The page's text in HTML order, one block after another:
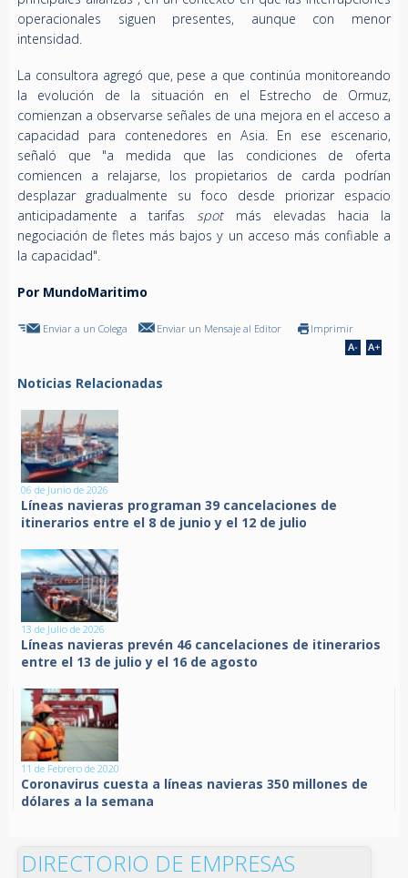
operacionales siguen presentes, aunque con menor
intensidad.
La consultora agregó que, pese a que continúa monitoreando
la evolución de la situación en el Estrecho de Ormuz,
comienzan a observarse señales de una mejora en el acceso a
capacidad para contenedores en Asia. En ese escenario,
señaló que "a medida que las condiciones de oferta
comiencen a relajarse, los propietarios de carda podrían
desplazar gradualmente su foco desde priorizar espacio
anticipadamente a tarifas spotmás elevadas hacia la
negociación de fletes más bajos y un acceso más confiable a
la capacidad".
Por MundoMaritimo
Enviar a un Colega Enviar un Mensaje al Editor Imprimir
Noticias Relacionadas
06 de Junio de 2026
Líneas navieras programan 39 cancelaciones de
itinerarios entre el 8 de junio y el 12 de julio
13 de Julio de 2026
Líneas navieras prevén 46 cancelaciones de itinerarios
entre el 13 de julio y el 16 de agosto
11 de Febrero de 2020
Coronavirus cuesta a líneas navieras 350 millones de
dólares a la semana
DIRECTORIO DE EMPRESAS